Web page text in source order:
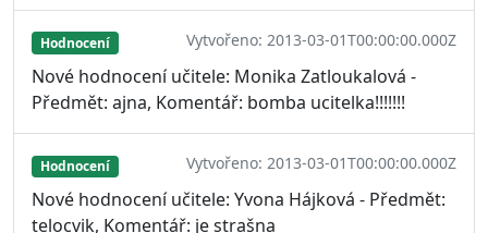
Hodnocení Vytvořeno: 2013-03-01T00:00:00.000Z
Nové hodnocení učitele: Monika Zatloukalová -
Předmět: ajna, Komentář: bomba ucitelka!!!!!!!
Hodnocení Vytvořeno: 2013-03-01T00:00:00.000Z
Nové hodnocení učitele: Yvona Hájková - Předmět:
telocvik, Komentář: je strašna